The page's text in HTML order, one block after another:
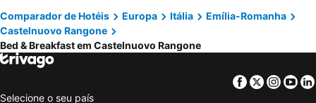
Sassuolo, bed and breakfasts
San Pietro in Casale, bed and breakfasts
Bomporto, bed and breakfasts
Búdrio, bed and breakfasts
Bentivoglio, bed and breakfasts
Gattatico, bed and breakfasts
Comparador de Hotéis Europa Itália
Emília-Romanha
Castelnuovo Rangone
Bed & Breakfast em Castelnuovo Rangone
Facebook
Twitter
Selecione o seu país